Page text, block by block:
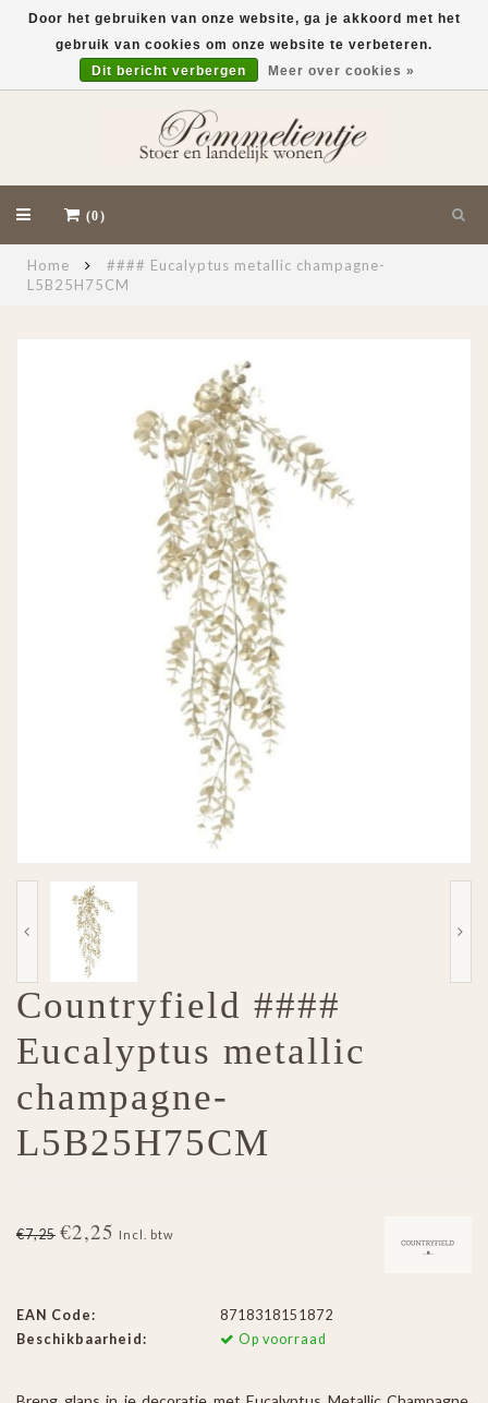
(0)
Home
#### Eucalyptus metallic champagne-
L5B25H75CM
Countryfield ####
Eucalyptus metallic
champagne-
L5B25H75CM
€7,25 €2,25 Incl. btw
EAN Code:
8718318151872
Beschikbaarheid:
Op voorraad
Door het gebruiken van onze website, ga je akkoord met het
gebruik van cookies om onze website te verbeteren.
Dit bericht verbergen
Meer over cookies »